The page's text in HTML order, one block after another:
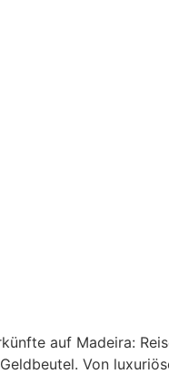
auf Madeira:
Von